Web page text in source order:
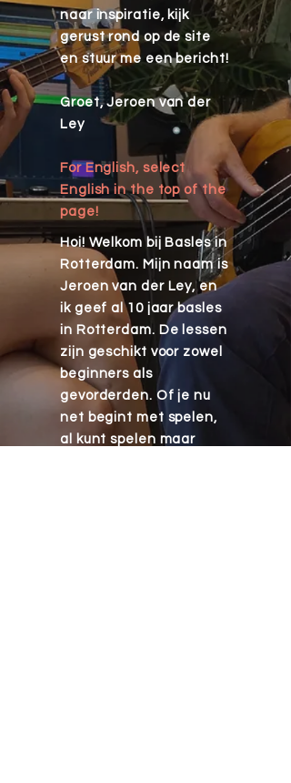
naar inspiratie, kijk
gerust rond op de site
en stuur me een bericht!
Groet, Jeroen van der
Ley
For English, select
English in the top of the
page!
Hoi! Welkom bij Basles in
Rotterdam. Mijn naam is
Jeroen van der Ley, en
ik geef al 10 jaar basles
in Rotterdam. De lessen
zijn geschikt voor zowel
beginners als
gevorderden. Of je nu
net begint met spelen,
al kunt spelen maar